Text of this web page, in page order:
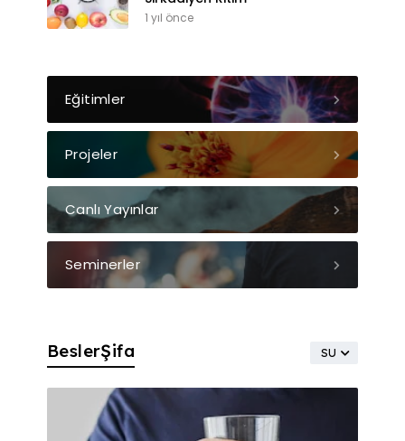
1 yıl önce
Eğitimler
Projeler
Canlı Yayınlar
Seminerler
SU
BeslerŞifa